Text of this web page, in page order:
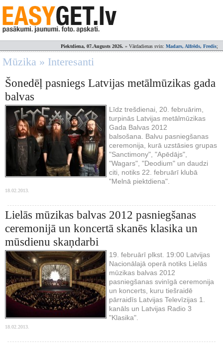
Piektdiena, 07.Augusts 2026. » Vārdadienas svin: Madars, Alfrēds, Fredis;
Mūzika » Interesanti
Šonedēļ pasniegs Latvijas metālmūzikas gada
balvas
Līdz trešdienai, 20. februārim,
turpinās Latvijas metālmūzikas
Gada Balvas 2012
balsošana. Balvu pasniegšanas
ceremonija, kurā uzstāsies grupas
"Sanctimony", "Apēdājs",
"Wagars", "Deodium" un daudzi
citi, notiks 22. februārī klubā
"Melnā piektdiena".
18.02.2013.
Lielās mūzikas balvas 2012 pasniegšanas
ceremonijā un koncertā skanēs klasika un
mūsdienu skaņdarbi
19. februārī plkst. 19:00 Latvijas
Nacionālajā operā notiks Lielās
mūzikas balvas 2012
pasniegšanas svinīgā ceremonija
un koncerts, kuru tiešraidē
pārraidīs Latvijas Televīzijas 1.
kanāls un Latvijas Radio 3
"Klasika".
18.02.2013.